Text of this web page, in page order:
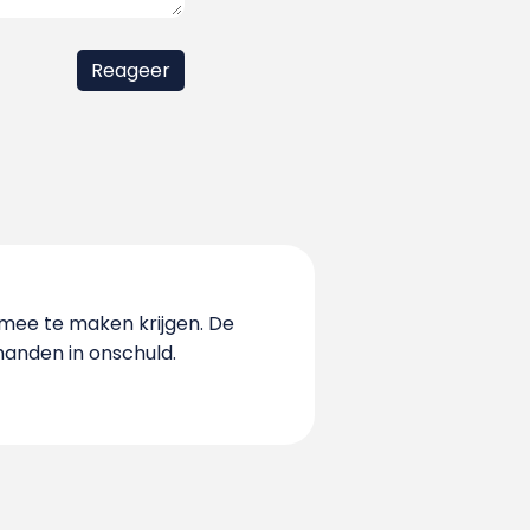
te maken krijgen. De
in onschuld.